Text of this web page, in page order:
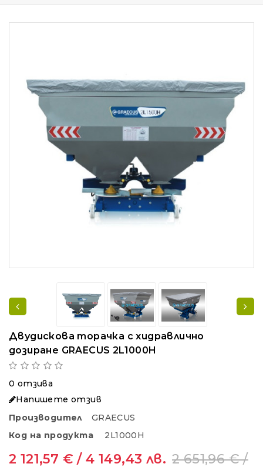
Двудискова торачка с хидравлично
дозиране GRAECUS 2L1000H
0 отзива
Напишете отзив
Производител
GRAECUS
Код на продукта
2L1000H
2 121,57 € / 4 149,43 лв. 2 651,96 € /